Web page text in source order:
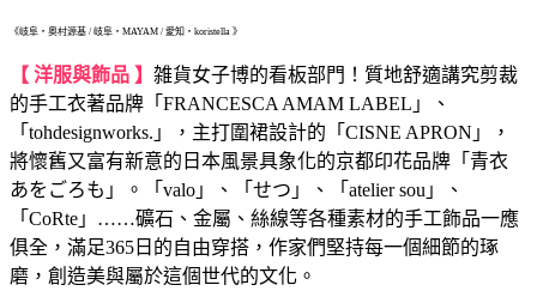
《岐阜・奥村源基 / 岐阜・MAYAM / 愛知・koristella 》
【 洋服與飾品 】 雑貨女子博的看板部門！質地舒適講究剪裁
的手工衣著品牌「FRANCESCA AMAM LABEL」、
「tohdesignworks.」，主打圍裙設計的「CISNE APRON」，
將懷舊又富有新意的日本風景具象化的京都印花品牌「青衣
あをごろも」。「valo」、「せつ」、「atelier sou」、
「CoRte」……礦石、金屬、絲線等各種素材的手工飾品一應
俱全，滿足365日的自由穿搭，作家們堅持每一個細節的琢
磨，創造美與屬於這個世代的文化。